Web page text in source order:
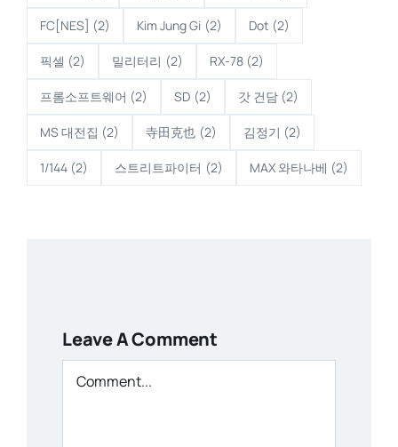
FC[NES] (2) Kim Jung Gi (2) Dot (2)
픽셀 (2) 밀리터리 (2) RX-78 (2)
프롬소프트웨어 (2) SD (2) 갓 건담 (2)
MS 대전집 (2) 寺田克也 (2) 김정기 (2)
1/144 (2) 스트리트파이터 (2) MAX 와타나베 (2)
Leave A Comment
Comment